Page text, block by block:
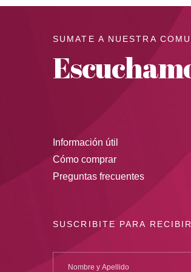
SUMATE A NUESTRA
Información útil
Cómo comprar
Preguntas frecuentes
SUSCRIBITE PARA